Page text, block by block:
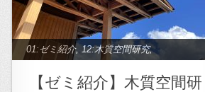
01:ゼミ紹介, 12:木質空間研究,
【ゼミ紹介】木質空間研